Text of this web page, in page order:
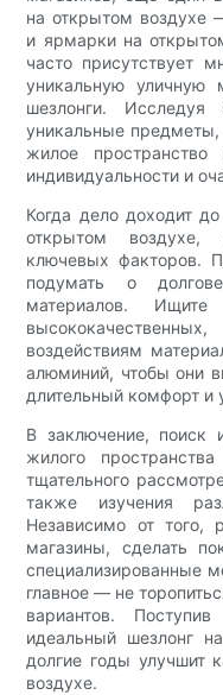
на открытом воздухе
и ярмарки на
часто присутствует
уникальную уличную
шезлонги.
уникальные
жилое
индивидуальности и
Когда дело доходит
открытом воздухе,
ключевых факторов.
подумать о
материалов. Ищите
воздействиям
алюминий, чтобы они
длительный комфорт и
В заключение, поиск
жилого
тщательного
также изучения
Независимо от того,
магазины, сделать
специализированные
главное — не
вариантов.
идеальный шезлонг
долгие годы улучшит
воздухе.